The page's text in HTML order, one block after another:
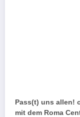
Pass(t) uns allen!
mit dem Roma